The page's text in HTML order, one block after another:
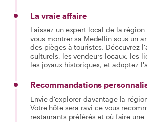
La vraie affaire
Laissez un expert local de la
vous montrer sa Medellín sous un
des pièges à touristes. Découvrez
culturels, les vendeurs locaux, les
les joyaux historiques, et adoptez
Recommandations
Envie d'explorer davantage la
Votre hôte sera ravi de vous
restaurants préférés et où faire une